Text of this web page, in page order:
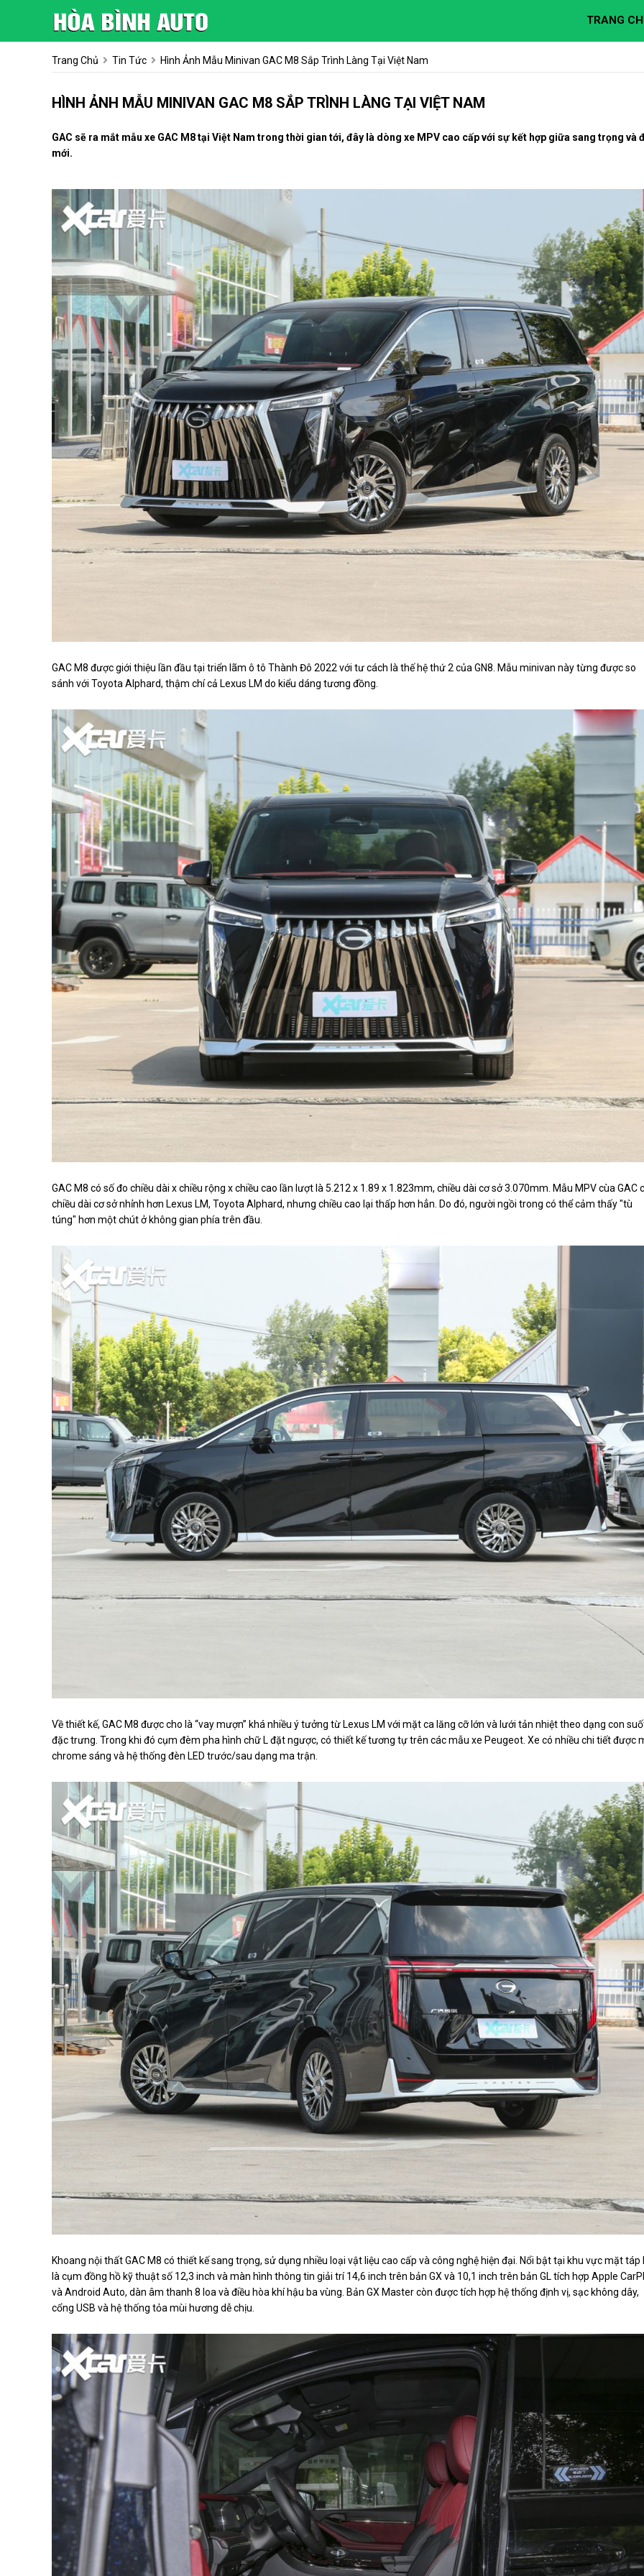
TRANG
Trang Chủ Tin Tức Hình Ảnh Mẫu Minivan GAC M8 Sắp Trình Làng Tại Việt Nam
HÌNH ẢNH MẪU MINIVAN GAC M8 SẮP TRÌNH LÀNG TẠI VIỆT NAM
GAC sẽ ra mắt mẫu xe GAC M8 tại Việt Nam trong thời gian tới, đây là dòng xe MPV cao cấp với sự kết hợp giữa sang trọng và
mới.
GAC M8 được giới thiệu lần đầu tại triển lãm ô tô Thành Đô 2022 với tư cách là thế hệ thứ 2 của GN8. Mẫu minivan này từng được so
sánh với Toyota Alphard, thậm chí cả Lexus LM do kiểu dáng tương đồng.
GAC M8 có số đo chiều dài x chiều rộng x chiều cao lần lượt là 5.212 x 1.89 x 1.823mm, chiều dài cơ sở 3.070mm. Mẫu MPV cùa GAC
chiều dài cơ sở nhỉnh hơn Lexus LM, Toyota Alphard, nhưng chiều cao lại thấp hơn hẳn. Do đó, người ngồi trong có thể cảm thấy "tù
túng" hơn một chút ở không gian phía trên đầu.
Về thiết kế, GAC M8 được cho là “vay mượn” khá nhiều ý tưởng từ Lexus LM với mặt ca lăng cỡ lớn và lưới tản nhiệt theo dạng con
đặc trưng. Trong khi đó cụm đèm pha hình chữ L đặt ngược, có thiết kế tương tự trên các mẫu xe Peugeot. Xe có nhiều chi tiết được
chrome sáng và hệ thống đèn LED trước/sau dạng ma trận.
Khoang nội thất GAC M8 có thiết kế sang trọng, sử dụng nhiều loại vật liệu cao cấp và công nghệ hiện đại. Nổi bật tại khu vực mặt táp
là cụm đồng hồ kỹ thuật số 12,3 inch và màn hình thông tin giải trí 14,6 inch trên bản GX và 10,1 inch trên bản GL tích hợp Apple
và Android Auto, dàn âm thanh 8 loa và điều hòa khí hậu ba vùng. Bản GX Master còn được tích hợp hệ thống định vị, sạc không dây,
cổng USB và hệ thống tỏa mùi hương dễ chịu.